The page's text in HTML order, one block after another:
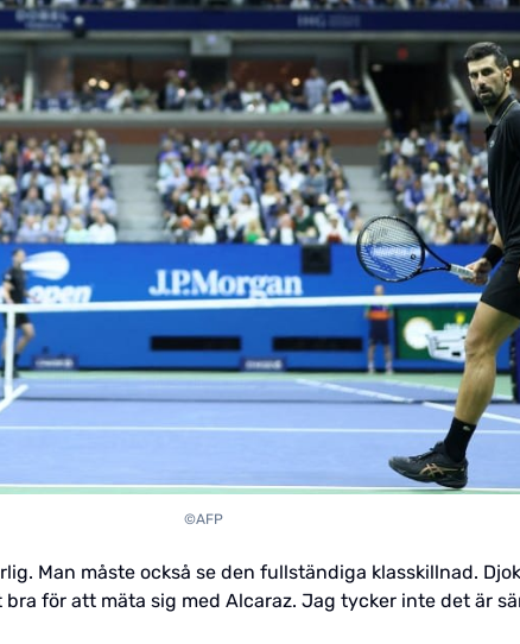
©AFP
Man måste också se den fullständiga klasskillnad.
för att mäta sig med Alcaraz. Jag tycker inte det är